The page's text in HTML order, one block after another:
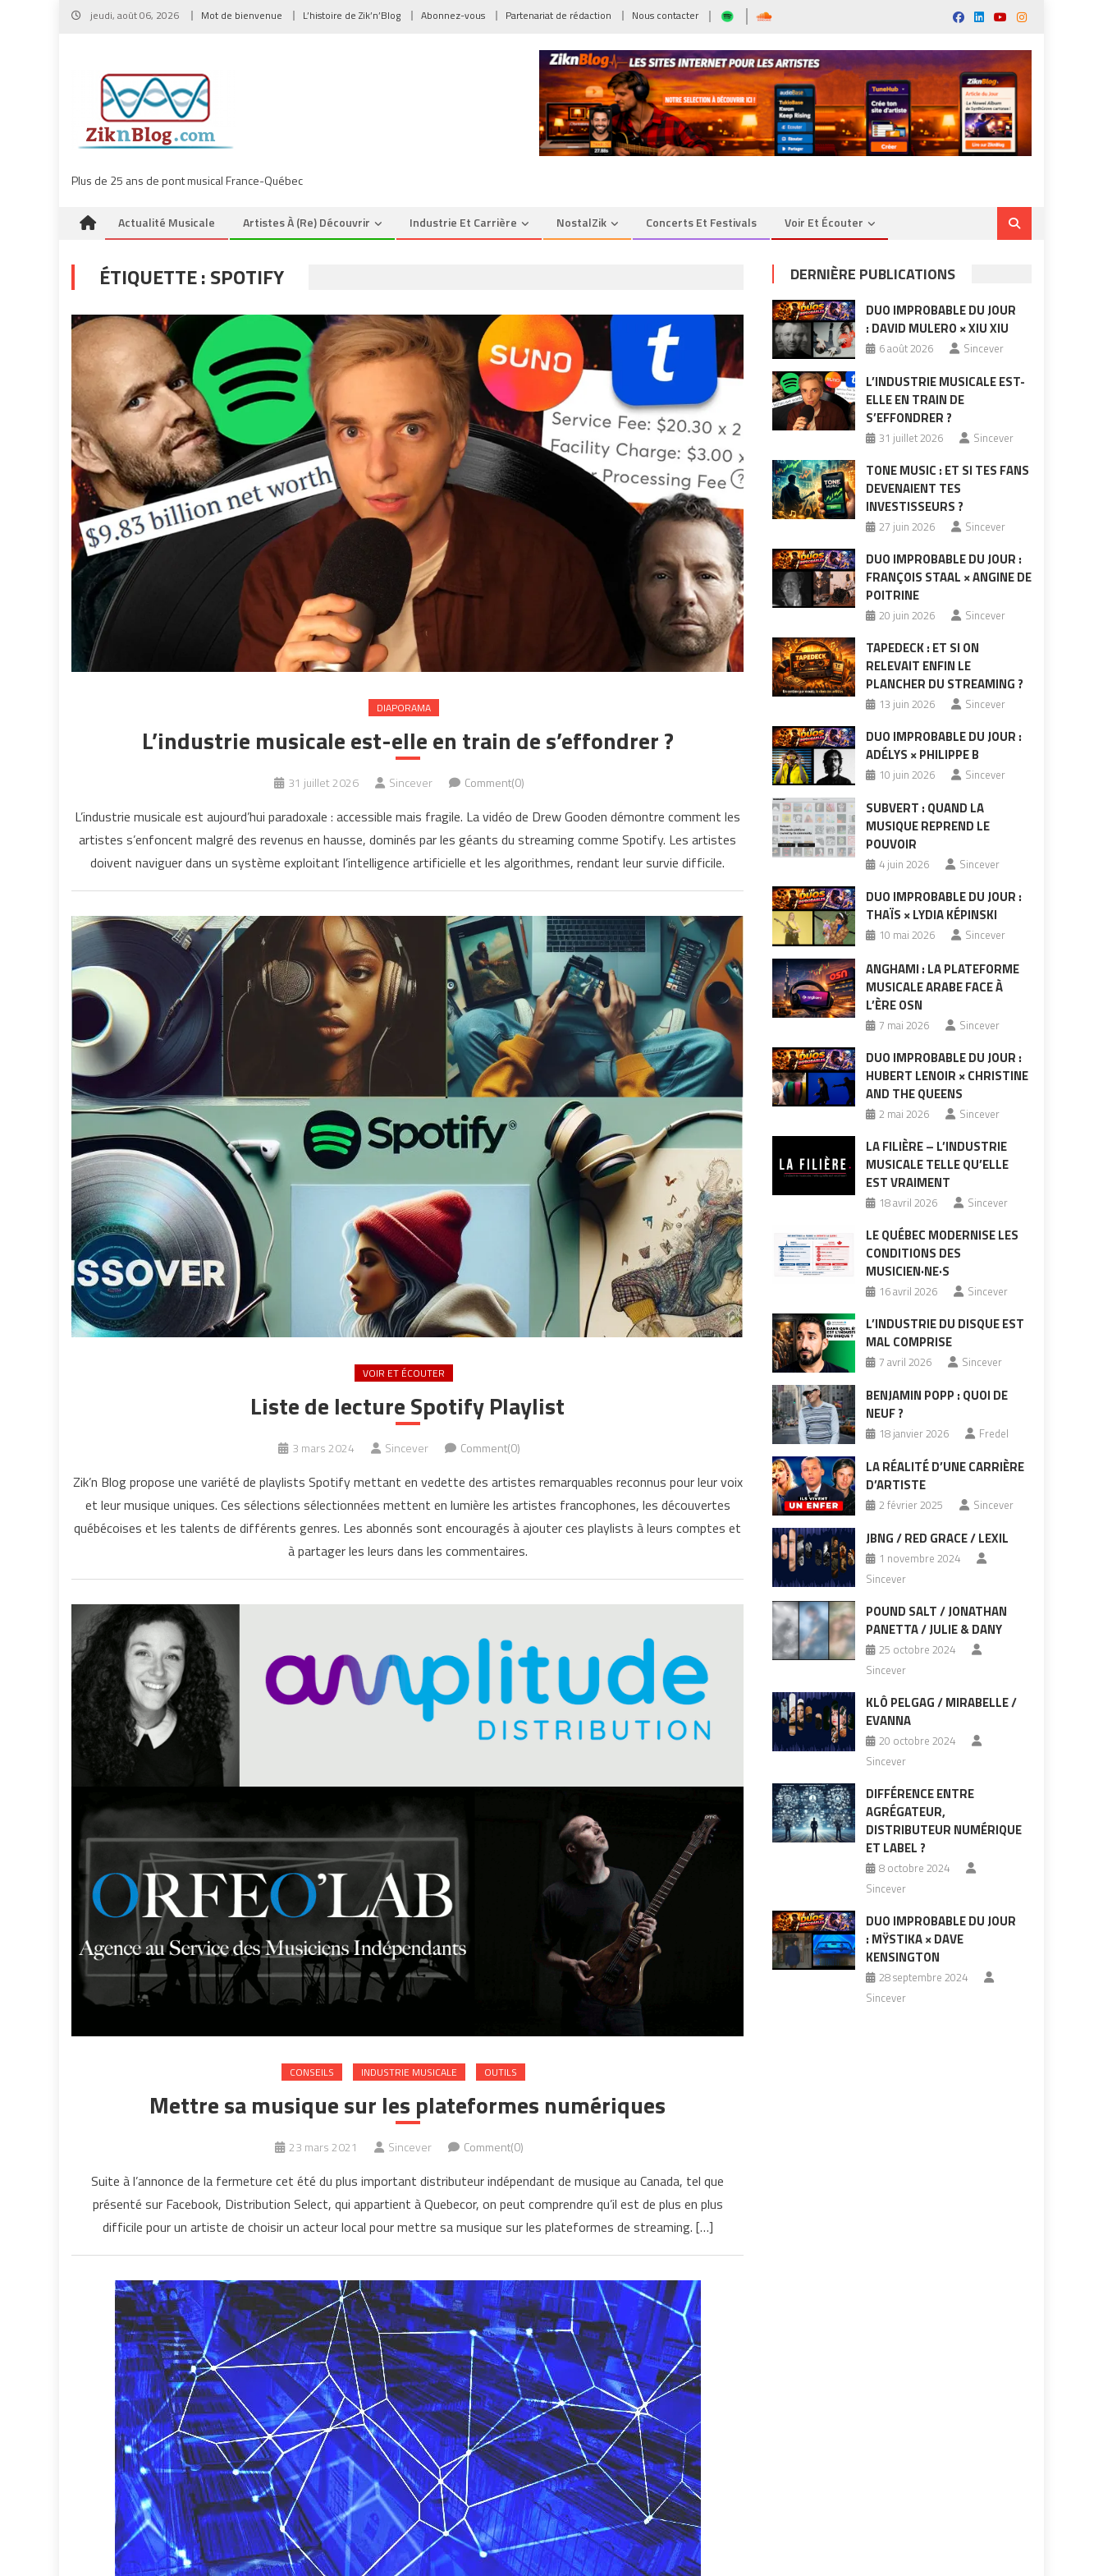
Skip
jeudi, août 06, 2026 Mot de bienvenue L’histoire de Zik’n’Blog Abonnez-vous Partenariat de rédaction Nous contacter
Plus de 25 ans de pont musical France-Québec
Actualité Musicale Artistes À (re) Découvrir Industrie Et Carrière NostalZik Concerts Et Festivals Voir Et Écouter
ÉTIQUETTE :SPOTIFY
DIAPORAMA
L’industrie musicale est-elle en train de s’effondrer ?
31 juillet 2026 Sincever Comment(0)
L’industrie musicale est aujourd’hui paradoxale : accessible mais fragile. La vidéo de Drew Gooden démontre comment les
artistes s’enfoncent malgré des revenus en hausse, dominés par les géants du streaming comme Spotify. Les artistes
doivent naviguer dans un système exploitant l’intelligence artificielle et les algorithmes, rendant leur survie difficile.
VOIR ET ÉCOUTER
Liste de lecture Spotify Playlist
3 mars 2024 Sincever Comment(0)
Zik’n Blog propose une variété de playlists Spotify mettant en vedette des artistes remarquables reconnus pour leur voix
et leur musique uniques. Ces sélections sélectionnées mettent en lumière les artistes francophones, les découvertes
québécoises et les talents de différents genres. Les abonnés sont encouragés à ajouter ces playlists à leurs comptes et
à partager les leurs dans les commentaires.
CONSEILS INDUSTRIE MUSICALE OUTILS
Mettre sa musique sur les plateformes numériques
23 mars 2021 Sincever Comment(0)
Suite à l’annonce de la fermeture cet été du plus important distributeur indépendant de musique au Canada, tel que
présenté sur Facebook, Distribution Select, qui appartient à Quebecor, on peut comprendre qu’il est de plus en plus
difficile pour un artiste de choisir un acteur local pour mettre sa musique sur les plateformes de streaming. […]
DERNIÈRE PUBLICATIONS
DUO IMPROBABLE DU JOUR
: DAVID MULERO × XIU XIU
6 août 2026 Sincever
L’INDUSTRIE MUSICALE EST-
ELLE EN TRAIN DE
S’EFFONDRER ?
31 juillet 2026 Sincever
TONE MUSIC : ET SI TES FANS
DEVENAIENT TES
INVESTISSEURS ?
27 juin 2026 Sincever
DUO IMPROBABLE DU JOUR :
FRANÇOIS STAAL × ANGINE DE
POITRINE
20 juin 2026 Sincever
TAPEDECK : ET SI ON
RELEVAIT ENFIN LE
PLANCHER DU STREAMING ?
13 juin 2026 Sincever
DUO IMPROBABLE DU JOUR :
ADÉLYS × PHILIPPE B
10 juin 2026 Sincever
SUBVERT : QUAND LA
MUSIQUE REPREND LE
POUVOIR
4 juin 2026 Sincever
DUO IMPROBABLE DU JOUR :
THAÏS × LYDIA KÉPINSKI
10 mai 2026 Sincever
ANGHAMI : LA PLATEFORME
MUSICALE ARABE FACE À
L’ÈRE OSN
7 mai 2026 Sincever
DUO IMPROBABLE DU JOUR :
HUBERT LENOIR × CHRISTINE
AND THE QUEENS
2 mai 2026 Sincever
LA FILIÈRE – L’INDUSTRIE
MUSICALE TELLE QU’ELLE
EST VRAIMENT
18 avril 2026 Sincever
LE QUÉBEC MODERNISE LES
CONDITIONS DES
MUSICIEN·NE·S
16 avril 2026 Sincever
L’INDUSTRIE DU DISQUE EST
MAL COMPRISE
7 avril 2026 Sincever
BENJAMIN POPP : QUOI DE
NEUF ?
18 janvier 2026 Fredel
LA RÉALITÉ D’UNE CARRIÈRE
D’ARTISTE
2 février 2025 Sincever
JBNG / RED GRACE / LEXIL
1 novembre 2024
Sincever
POUND SALT / JONATHAN
PANETTA / JULIE & DANY
25 octobre 2024
Sincever
KLÔ PELGAG / MIRABELLE /
EVANNA
20 octobre 2024
Sincever
DIFFÉRENCE ENTRE
AGRÉGATEUR,
DISTRIBUTEUR NUMÉRIQUE
ET LABEL ?
8 octobre 2024
Sincever
DUO IMPROBABLE DU JOUR
: MŸSTIKA × DAVE
KENSINGTON
28 septembre 2024
Sincever